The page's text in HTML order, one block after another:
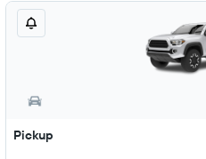
Pickup